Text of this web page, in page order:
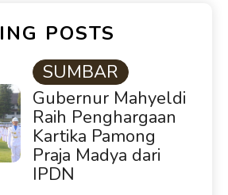
POSTS
SUMBAR
Gubernur Mahyeldi
Raih Penghargaan
Kartika Pamong
Praja Madya dari
IPDN